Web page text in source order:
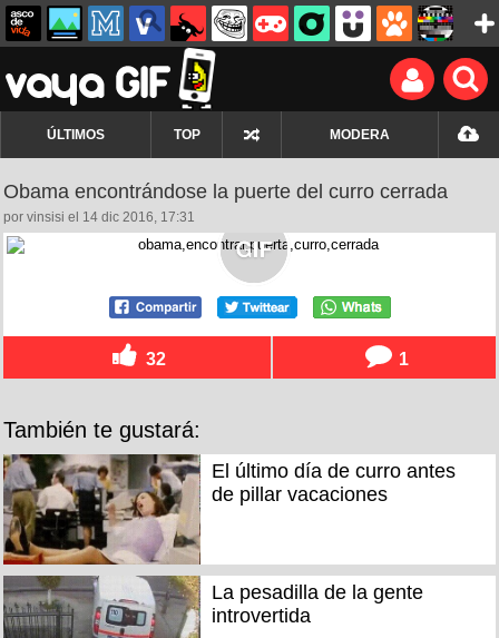
ÚLTIMOS TOP MODERA
Obama encontrándose la puerte del curro cerrada
por vinsisi el 14 dic 2016, 17:31
32 1
También te gustará:
El último día de curro antes
de pillar vacaciones
La pesadilla de la gente
introvertida